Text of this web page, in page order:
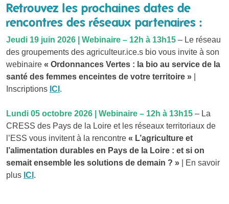
Retrouvez les prochaines dates de
rencontres des réseaux partenaires :
Jeudi 19 juin 2026 | Webinaire – 12h à 13h15 – Le réseau
des groupements des agriculteur.ice.s bio vous invite à son
webinaire « Ordonnances Vertes : la bio au service de la
santé des femmes enceintes de votre territoire »
Inscriptions ICI .
Lundi 05 octobre 2026 | Webinaire – 12h à 13h15 – La
CRESS des Pays de la Loire et les réseaux territoriaux de
l’ESS vous invitent à la rencontre « L’agriculture et
l’alimentation durables en Pays de la Loire : et si on
semait ensemble les solutions de demain ? » | En savoir
plus ICI .